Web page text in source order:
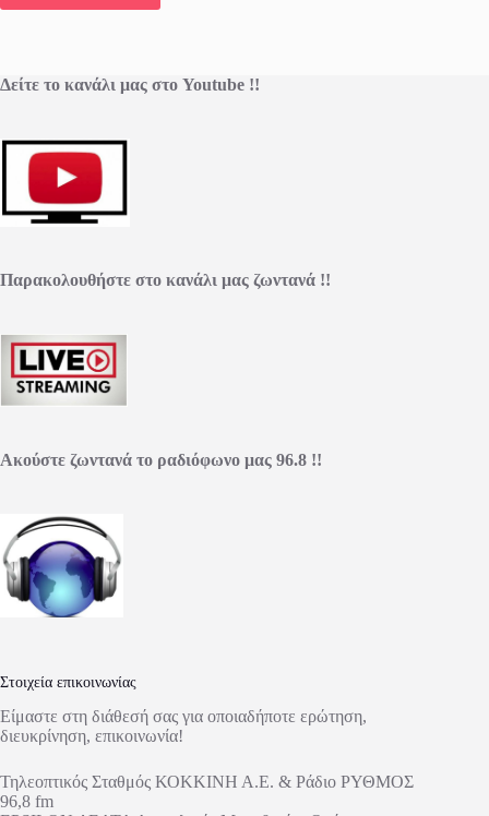
Δείτε το κανάλι μας στο Youtube !!
Παρακολουθήστε στο κανάλι μας ζωντανά !!
Ακούστε ζωντανά το ραδιόφωνο μας 96.8 !!
Στοιχεία επικοινωνίας
Είμαστε στη διάθεσή σας για οποιαδήποτε ερώτηση,
διευκρίνηση, επικοινωνία!
Τηλεοπτικός Σταθμός ΚΟΚΚΙΝΗ Α.Ε. & Ράδιο ΡΥΘΜΟΣ
96,8 fm